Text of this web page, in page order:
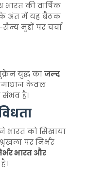
की वार्षिक
के अंत में यह बैठक
मुद्दों पर चर्चा
युद्ध काजल्द
केवल
संभव है।
भारत को सिखाया
पर निर्भर
भारत और